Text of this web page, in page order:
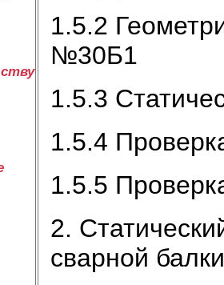
1.5.2
№30Б1
1.5.3
1.5.4
1.5.5
2.
сварной балки